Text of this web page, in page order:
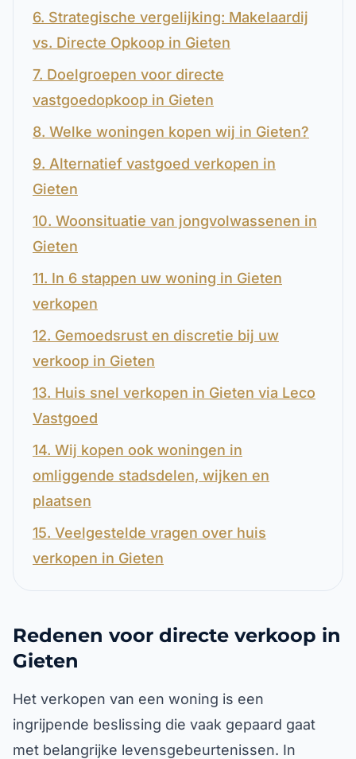
6. Strategische vergelijking: Makelaardij
vs. Directe Opkoop in Gieten
7. Doelgroepen voor directe
vastgoedopkoop in Gieten
8. Welke woningen kopen wij in Gieten?
9. Alternatief vastgoed verkopen in
Gieten
10. Woonsituatie van jongvolwassenen in
Gieten
11. In 6 stappen uw woning in Gieten
verkopen
12. Gemoedsrust en discretie bij uw
verkoop in Gieten
13. Huis snel verkopen in Gieten via Leco
Vastgoed
14. Wij kopen ook woningen in
omliggende stadsdelen, wijken en
plaatsen
15. Veelgestelde vragen over huis
verkopen in Gieten
Redenen voor directe verkoop in
Gieten
Het verkopen van een woning is een
ingrijpende beslissing die vaak gepaard gaat
met belangrijke levensgebeurtenissen. In